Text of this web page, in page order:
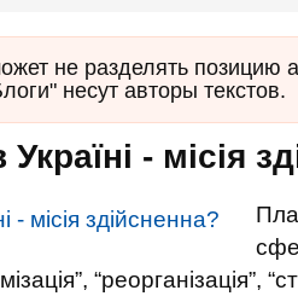
не разделять позицию
несут авторы текстов.
- місія
“реорганізація”,